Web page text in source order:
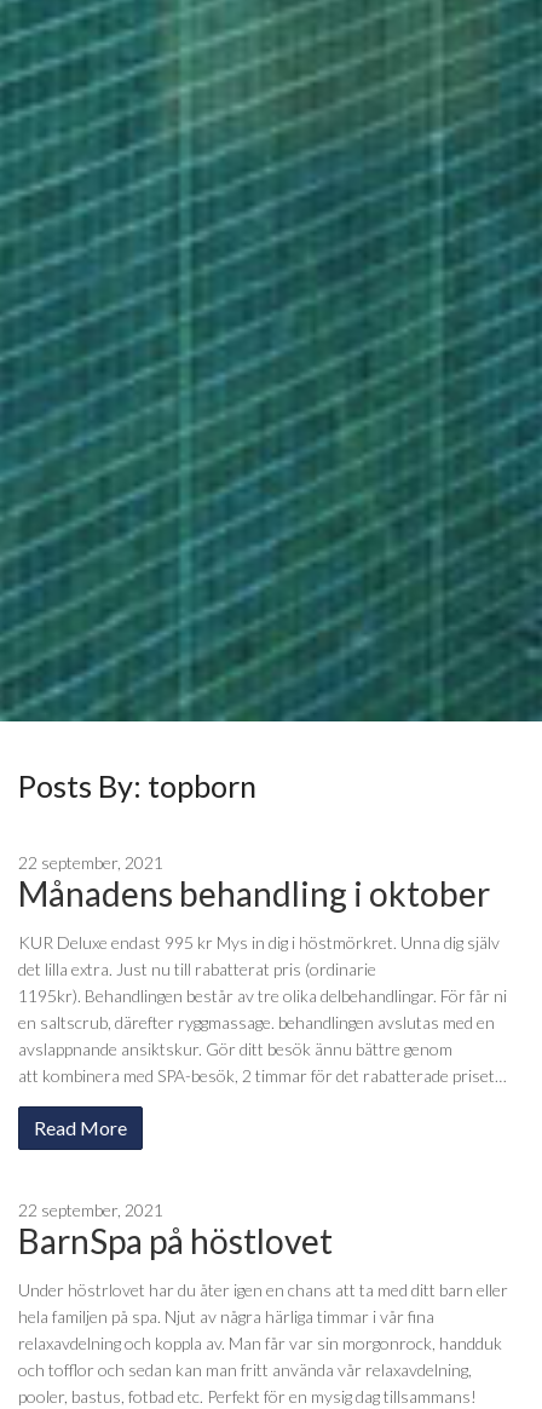
Posts By: topborn
22 september, 2021
Månadens behandling i oktober
KUR Deluxe endast 995 kr Mys in dig i höstmörkret. Unna dig själv
det lilla extra. Just nu till rabatterat pris (ordinarie
1195kr). Behandlingen består av tre olika delbehandlingar. För får ni
en saltscrub, därefter ryggmassage. behandlingen avslutas med en
avslappnande ansiktskur. Gör ditt besök ännu bättre genom
att kombinera med SPA-besök, 2 timmar för det rabatterade priset…
Read More
22 september, 2021
BarnSpa på höstlovet
Under höstrlovet har du åter igen en chans att ta med ditt barn eller
hela familjen på spa. Njut av några härliga timmar i vår fina
relaxavdelning och koppla av. Man får var sin morgonrock, handduk
och tofflor och sedan kan man fritt använda vår relaxavdelning,
pooler, bastus, fotbad etc. Perfekt för en mysig dag tillsammans!